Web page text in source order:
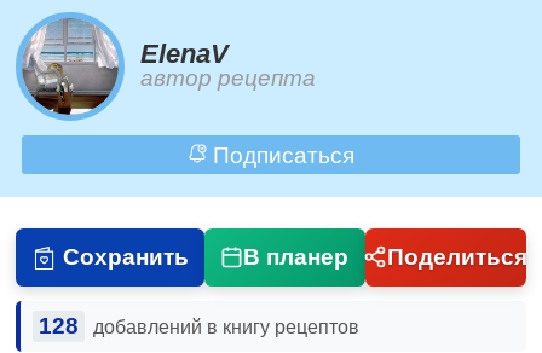
ElenaV
автор рецепта
Подписаться
Сохранить В планер Поделиться
128 добавлений в книгу рецептов